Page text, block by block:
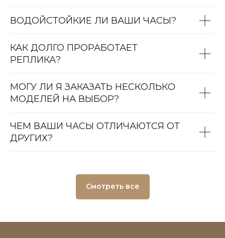
ВОДОЙСТОЙКИЕ ЛИ ВАШИ ЧАСЫ?
КАК ДОЛГО ПРОРАБОТАЕТ
РЕПЛИКА?
МОГУ ЛИ Я ЗАКАЗАТЬ НЕСКОЛЬКО
МОДЕЛЕЙ НА ВЫБОР?
ЧЕМ ВАШИ ЧАСЫ ОТЛИЧАЮТСЯ ОТ
ДРУГИХ?
Смотреть все